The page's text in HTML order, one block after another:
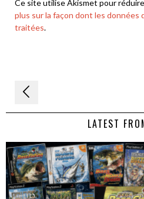
Ce site utilise Akismet pour
plus sur la façon dont les données
traitées.
Navigation
de LATEST